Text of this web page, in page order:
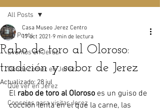
All Posts
Eventos en Jerez
Dónde comer en Jerez
Qué ver en Jerez
Consejos para visitar Jerez
All Posts
Rabo de toro al Oloroso:
tradición y sabor de Jerez
Casa Museo Jerez Centro
17 oct 2021 9 min de lectura
Actualizado: 28 jul
El rabo de toro al Oloroso es un guiso de
cocción lenta en el que la carne, las